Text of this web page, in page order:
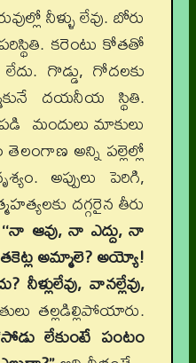
నీళ్ళు లేవు. బోరు
కరెంటు కోతతో
గొడ్డు, గోదలకు
దయనీయ స్థితి.
మందులు మాకులు
తెలంగాణ అన్ని పల్లెల్లో
అప్పులు పెరిగి,
దగ్గరైన తీరు
‘‘నా ఆవు, నా ఎద్దు, నా
అమ్మాలె? అయ్యో!
వానల్లేవు,
తల్లడిల్లిపోయారు.
లేకుంటే పంటం